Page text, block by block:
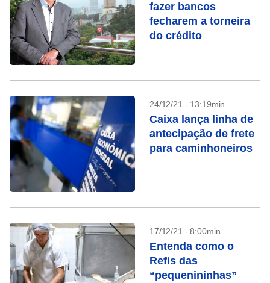
fazer bancos
fecharem a torneira
do crédito
24/12/21 - 13:19min
Caixa lança linha de
antecipação de frete
para caminhoneiros
17/12/21 - 8:00min
Entenda como o
Refis das
“pequenininhas”